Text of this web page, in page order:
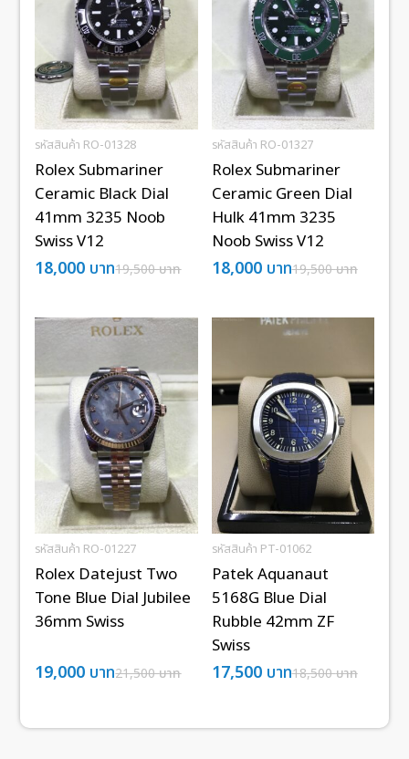
รหัสสินค้า RO-01328
Rolex Submariner
Ceramic Black Dial
41mm 3235 Noob
Swiss V12
19,500บาท
18,000 บาท
รหัสสินค้า RO-01327
Rolex Submariner
Ceramic Green Dial
Hulk 41mm 3235
Noob Swiss V12
19,500บาท
18,000 บาท
รหัสสินค้า RO-01227
Rolex Datejust Two
Tone Blue Dial Jubilee
36mm Swiss
21,500บาท
19,000 บาท
รหัสสินค้า PT-01062
Patek Aquanaut
5168G Blue Dial
Rubble 42mm ZF
Swiss
18,500บาท
17,500 บาท